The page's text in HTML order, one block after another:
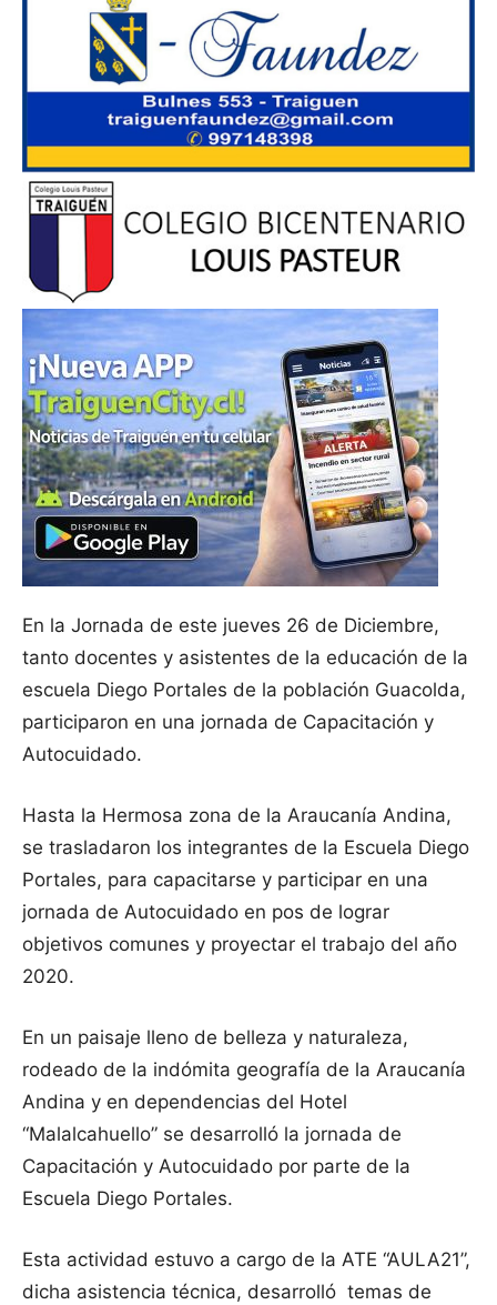
En la Jornada de este jueves 26 de Diciembre,
tanto docentes y asistentes de la educación de la
escuela Diego Portales de la población Guacolda,
participaron en una jornada de Capacitación y
Autocuidado.
Hasta la Hermosa zona de la Araucanía Andina,
se trasladaron los integrantes de la Escuela Diego
Portales, para capacitarse y participar en una
jornada de Autocuidado en pos de lograr
objetivos comunes y proyectar el trabajo del año
2020.
En un paisaje lleno de belleza y naturaleza,
rodeado de la indómita geografía de la Araucanía
Andina y en dependencias del Hotel
“Malalcahuello” se desarrolló la jornada de
Capacitación y Autocuidado por parte de la
Escuela Diego Portales.
Esta actividad estuvo a cargo de la ATE “AULA21”,
dicha asistencia técnica, desarrolló temas de